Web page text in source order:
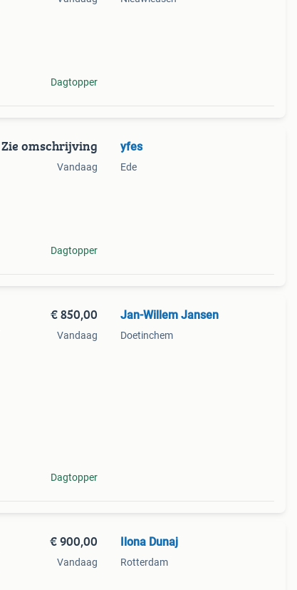
Dagtopper
Zie omschrijving
Vandaag
Dagtopper
yfes
Ede
€ 850,00
Vandaag
Dagtopper
Jan-Willem Jansen
Doetinchem
€ 900,00
Vandaag
Ilona Dunaj
Rotterdam